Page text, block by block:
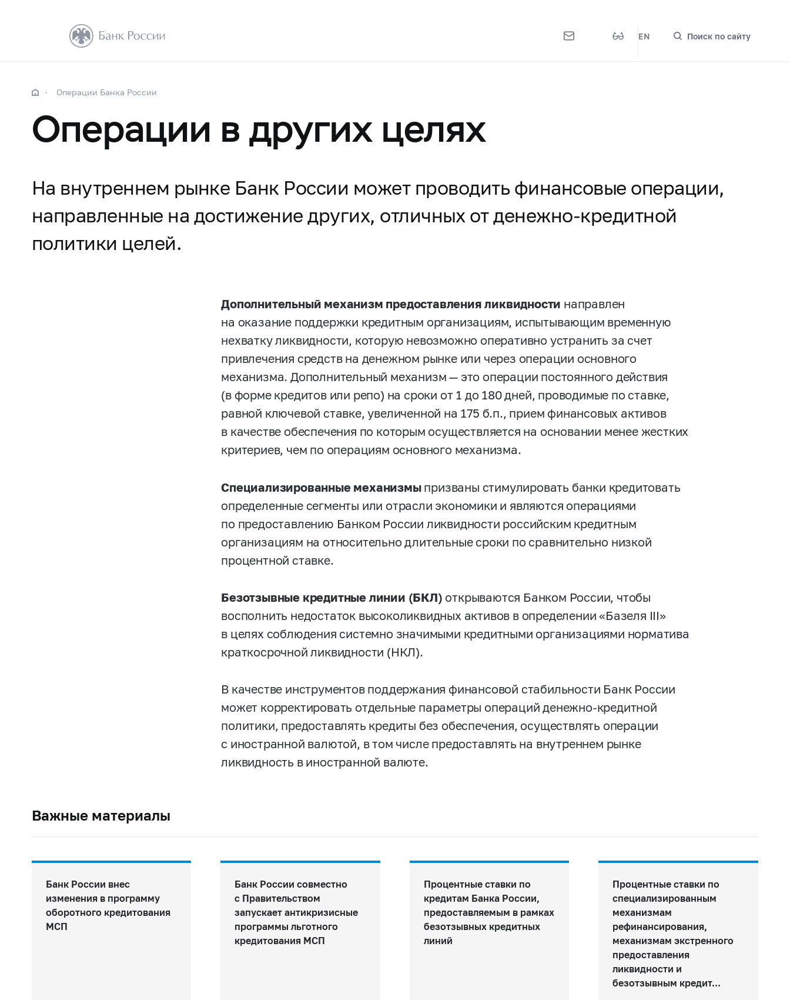
EN Поиск по сайту
Операции Банка России
Операции в других целях
На внутреннем рынке Банк России может проводить финансовые операции,
направленные на достижение других, отличных от денежно-кредитной
политики целей.
Дополнительный механизм предоставления ликвидности направлен
на оказание поддержки кредитным организациям, испытывающим временную
нехватку ликвидности, которую невозможно оперативно устранить за счет
привлечения средств на денежном рынке или через операции основного
механизма. Дополнительный механизм — это операции постоянного действия
(в форме кредитов или репо) на сроки от 1 до 180 дней, проводимые по ставке,
равной ключевой ставке, увеличенной на 175 б.п., прием финансовых активов
в качестве обеспечения по которым осуществляется на основании менее жестких
критериев, чем по операциям основного механизма.
Специализированные механизмы призваны стимулировать банки кредитовать
определенные сегменты или отрасли экономики и являются операциями
по предоставлению Банком России ликвидности российским кредитным
организациям на относительно длительные сроки по сравнительно низкой
процентной ставке.
Безотзывные кредитные линии (БКЛ) открываются Банком России, чтобы
восполнить недостаток высоколиквидных активов в определении «Базеля III»
в целях соблюдения системно значимыми кредитными организациями норматива
краткосрочной ликвидности (НКЛ).
В качестве инструментов поддержания финансовой стабильности Банк России
может корректировать отдельные параметры операций денежно-кредитной
политики, предоставлять кредиты без обеспечения, осуществлять операции
с иностранной валютой, в том числе предоставлять на внутреннем рынке
ликвидность в иностранной валюте.
Важные материалы
Банк России внес
изменения в программу
оборотного кредитования
МСП
Банк России совместно
с Правительством
запускает антикризисные
программы льготного
кредитования МСП
Процентные ставки по
кредитам Банка России,
предоставляемым в рамках
безотзывных кредитных
линий
Процентные ставки по
специализированным
механизмам
рефинансирования,
механизмам экстренного
предоставления
ликвидности и
безотзывным кредит...